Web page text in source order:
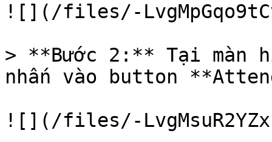
![](/files/-
> **Bước 2:** Tại màn
nhấn vào button
![](/files/-